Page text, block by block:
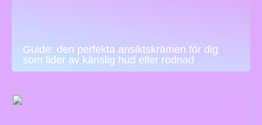
Guide: den perfekta ansiktskrämen för dig
som lider av känslig hud eller rodnad